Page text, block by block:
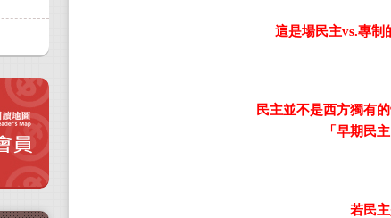
這是場民主vs.專制
民主並不是西方獨有
「早期民
若民